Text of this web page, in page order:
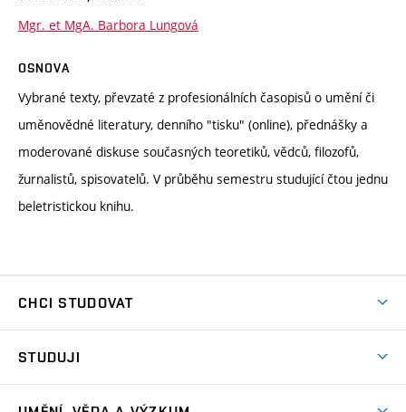
Mgr. et MgA. Barbora Lungová
OSNOVA
Vybrané texty, převzaté z profesionálních časopisů o umění či
uměnovědné literatury, denního "tisku" (online), přednášky a
moderované diskuse současných teoretiků, vědců, filozofů,
žurnalistů, spisovatelů. V průběhu semestru studující čtou jednu
beletristickou knihu.
CHCI STUDOVAT
Přijímačky
STUDUJI